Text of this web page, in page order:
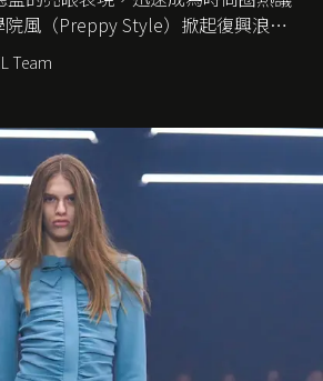
風（Preppy Style）掀起復興浪
度回到大眾視線。
Team